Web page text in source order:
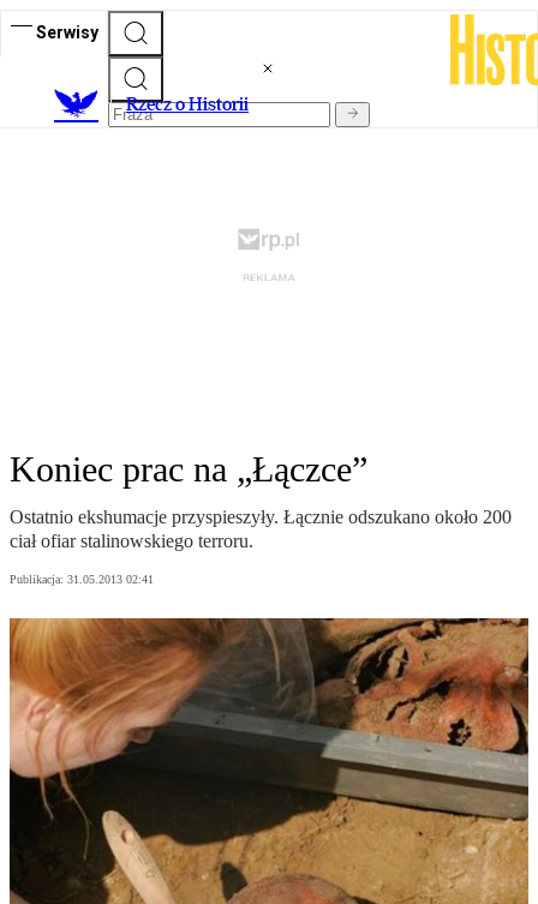
Serwisy
Rzecz o Historii
Koniec prac na „Łączce”
Ostatnio ekshumacje przyspieszyły. Łącznie odszukano około 200
ciał ofiar stalinowskiego terroru.
Publikacja: 31.05.2013 02:41